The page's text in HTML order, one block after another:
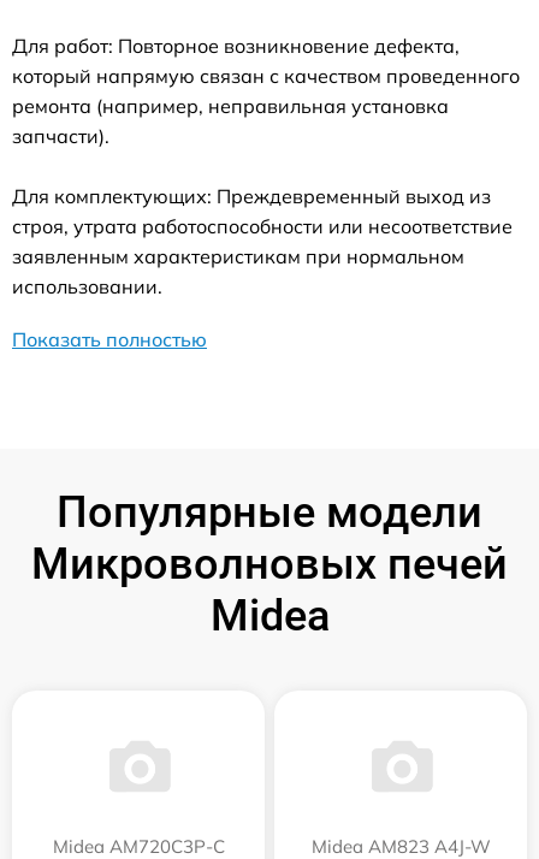
Для работ: Повторное возникновение дефекта,
который напрямую связан с качеством проведенного
ремонта (например, неправильная установка
запчасти).
Для комплектующих: Преждевременный выход из
строя, утрата работоспособности или несоответствие
заявленным характеристикам при нормальном
использовании.
Показать полностью
Популярные модели
Микроволновых печей
Midea
Midea AM720C3P-C Midea AM823 A4J-W